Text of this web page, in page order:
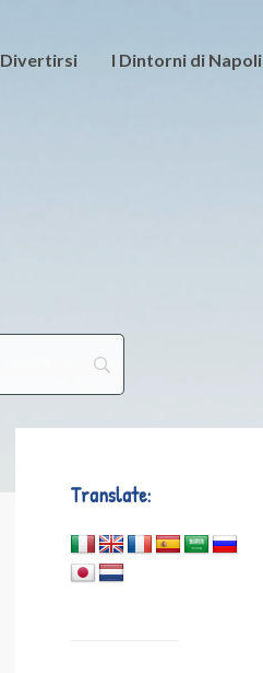
Divertirsi I Dintorni di Napoli
Translate: